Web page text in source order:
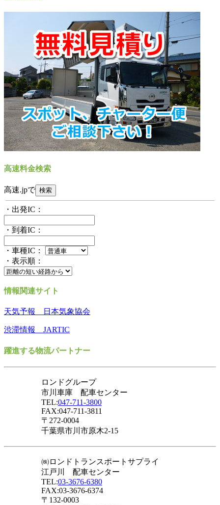
高速料金検索
高速.jpで
・出発IC：
・到着IC：
・車種IC：
・表示順：
情報関連サイト
天気予報 日本気象協会
渋滞情報 JARTIC
躍進する物流パートナー
ロンドグループ
市川車庫 配車センター
TEL:047-711-3800
FAX:047-711-3811
〒272-0004
千葉県市川市原木2-15
㈱ロンドトランスポートサプライ
江戸川 配車センター
TEL:03-3676-6380
FAX:03-3676-6374
〒132-0003